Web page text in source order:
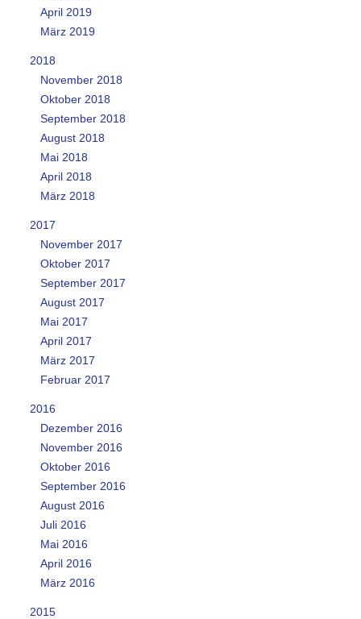
April 2019
März 2019
2018
November 2018
Oktober 2018
September 2018
August 2018
Mai 2018
April 2018
März 2018
2017
November 2017
Oktober 2017
September 2017
August 2017
Mai 2017
April 2017
März 2017
Februar 2017
2016
Dezember 2016
November 2016
Oktober 2016
September 2016
August 2016
Juli 2016
Mai 2016
April 2016
März 2016
2015